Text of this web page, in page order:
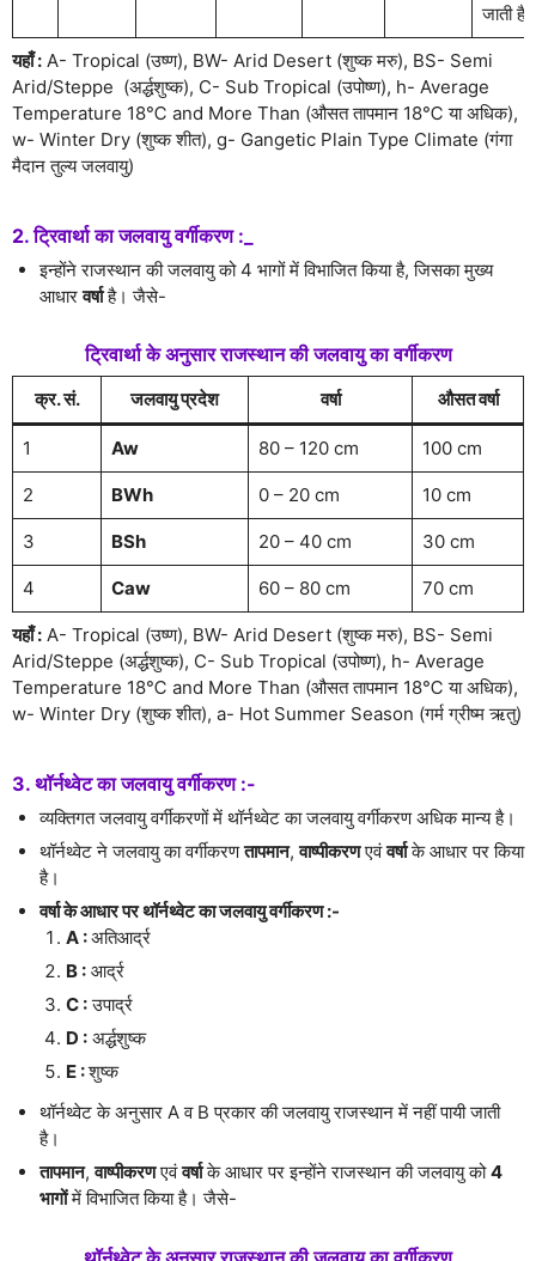
जाती है।
यहाँ : A- Tropical (उष्ण), BW- Arid Desert (शुष्क मरु), BS- Semi
Arid/Steppe (अर्द्धशुष्क), C- Sub Tropical (उपोष्ण), h- Average
Temperature 18℃ and More Than (औसत तापमान 18℃ या अधिक),
w- Winter Dry (शुष्क शीत), g- Gangetic Plain Type Climate (गंगा
मैदान तुल्य जलवायु)
2. ट्रिवार्था का जलवायु वर्गीकरण :_
इन्होंने राजस्थान की जलवायु को 4 भागों में विभाजित किया है, जिसका मुख्य
आधारवर्षाहै। जैसे-
ट्रिवार्था के अनुसार राजस्थान की जलवायु का वर्गीकरण
क्र. सं. जलवायु प्रदेश वर्षा औसत वर्षा
1 Aw 80 – 120 cm 100 cm
2 BWh 0 – 20 cm 10 cm
3 BSh 20 – 40 cm 30 cm
4 Caw 60 – 80 cm 70 cm
यहाँ : A- Tropical (उष्ण), BW- Arid Desert (शुष्क मरु), BS- Semi
Arid/Steppe (अर्द्धशुष्क), C- Sub Tropical (उपोष्ण), h- Average
Temperature 18℃ and More Than (औसत तापमान 18℃ या अधिक),
w- Winter Dry (शुष्क शीत), a- Hot Summer Season (गर्म ग्रीष्म ऋतु)
3. थॉर्नथ्वेट का जलवायु वर्गीकरण :-
व्यक्तिगत जलवायु वर्गीकरणों में थॉर्नथ्वेट का जलवायु वर्गीकरण अधिक मान्य है।
थॉर्नथ्वेट ने जलवायु का वर्गीकरणतापमान,वाष्पीकरणएवंवर्षाके आधार पर किया
है।
वर्षा के आधार पर थॉर्नथ्वेट का जलवायु वर्गीकरण :-
A :अतिआर्द्र
B : आर्द्र
C :उपार्द्र
D : अर्द्धशुष्क
E :शुष्क
थॉर्नथ्वेट के अनुसार A व B प्रकार की जलवायु राजस्थान में नहीं पायी जाती
है।
तापमान,वाष्पीकरणएवंवर्षाके आधार पर इन्होंने राजस्थान की जलवायु को4
भागोंमें विभाजित किया है। जैसे-